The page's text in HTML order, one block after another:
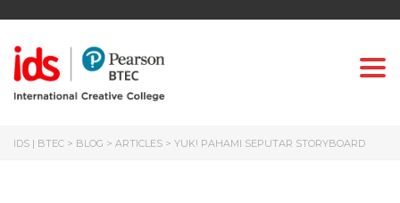
IDS | BTEC > BLOG > ARTICLES > YUK! PAHAMI SEPUTAR STORYBOARD